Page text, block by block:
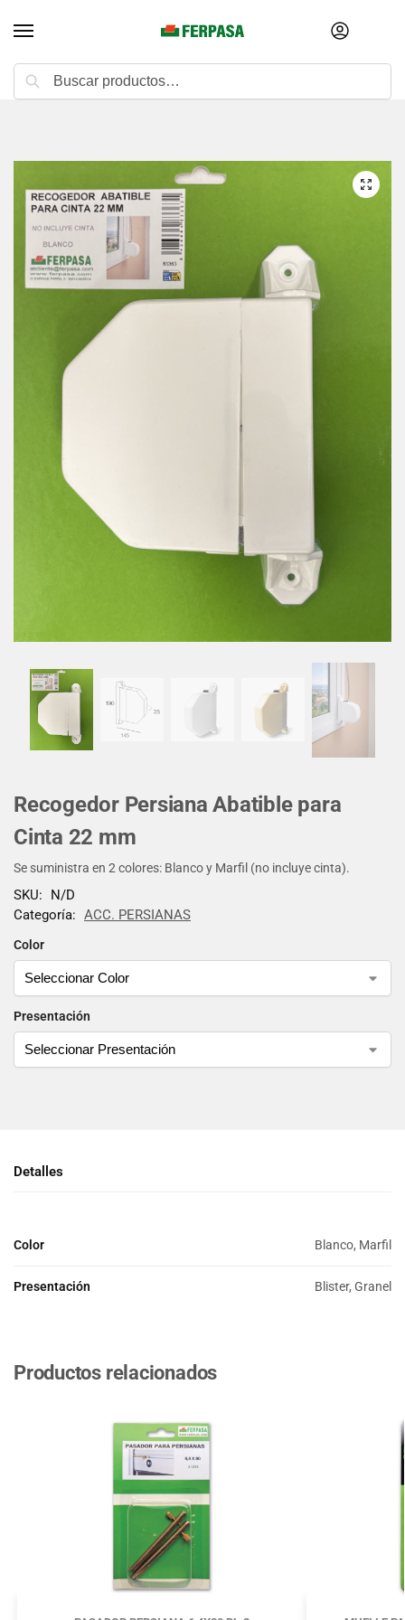
Recogedor Persiana Abatible para
Cinta 22 mm
Color
Presentación
SKU:
N/D
Categoría: ACC. PERSIANAS
Se suministra en 2 colores: Blanco y Marfil (no incluye cinta).
Detalles
Color Blanco, Marfil
Presentación Blister, Granel
Productos relacionados